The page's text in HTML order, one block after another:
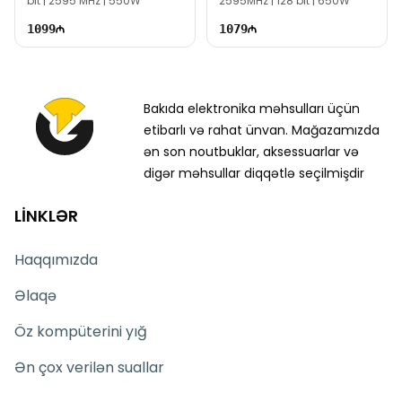
1099 1079
Bakıda elektronika məhsulları üçün
etibarlı və rahat ünvan. Mağazamızda
ən son noutbuklar, aksessuarlar və
digər məhsullar diqqətlə seçilmişdir
LİNKLƏR
Haqqımızda
Əlaqə
Öz kompüterini yığ
Ən çox verilən suallar